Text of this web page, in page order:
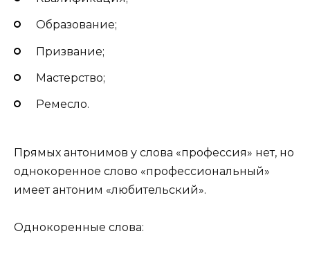
Образование;
Призвание;
Мастерство;
Ремесло.
Прямых антонимов у слова «профессия» нет, но
однокоренное слово «профессиональный»
имеет антоним «любительский».
Однокоренные слова: